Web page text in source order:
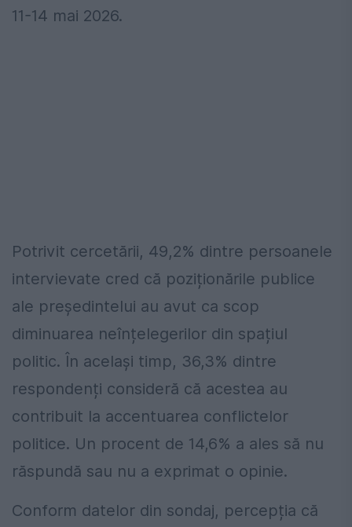
11-14 mai 2026.
Potrivit cercetării, 49,2% dintre persoanele
intervievate cred că poziționările publice
ale președintelui au avut ca scop
diminuarea neînțelegerilor din spațiul
politic. În același timp, 36,3% dintre
respondenți consideră că acestea au
contribuit la accentuarea conflictelor
politice. Un procent de 14,6% a ales să nu
răspundă sau nu a exprimat o opinie.
Conform datelor din sondaj, percepția că